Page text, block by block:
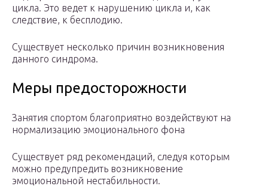
цикла. Это ведет к нарушению цикла и, как
следствие, к бесплодию.
Существует несколько причин возникновения
данного синдрома.
Меры предосторожности
Занятия спортом благоприятно воздействуют на
нормализацию эмоционального фона
Существует ряд рекомендаций, следуя которым
можно предупредить возникновение
эмоциональной нестабильности.